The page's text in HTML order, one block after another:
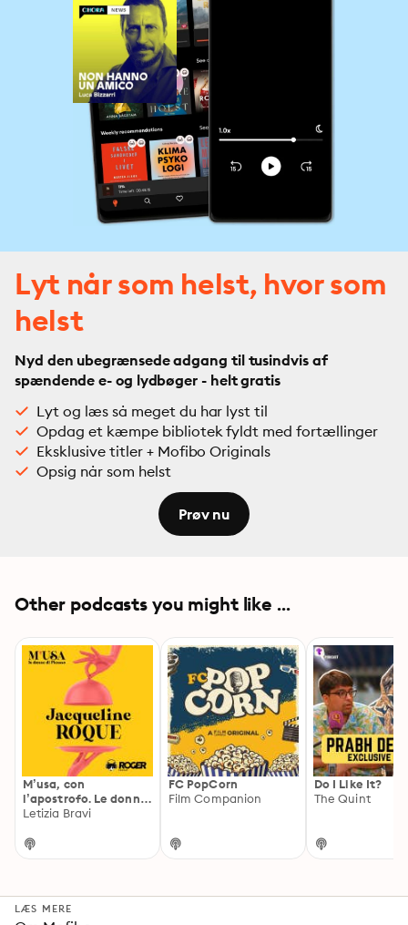
account Instagram raistoria, 5 aprile 2026.
Learn more about your ad choices. Visit
megaphone.fm/adchoices
Lyt når som helst, hvor som
helst
Nyd den ubegrænsede adgang til tusindvis af
spændende e- og lydbøger - helt gratis
Lyt og læs så meget du har lyst til
Opdag et kæmpe bibliotek fyldt med fortællinger
Eksklusive titler + Mofibo Originals
Opsig når som helst
Prøv nu
Other podcasts you might like ...
M’usa, con
l’apostrofo. Le donne
di Picasso
Letizia Bravi
FC PopCorn
Film Companion
Do I Like It?
The Quint
LÆS MERE